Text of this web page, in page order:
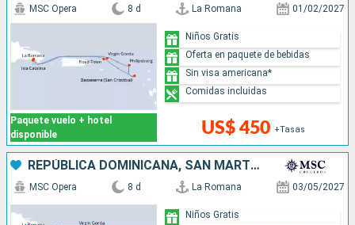
Paquete vuelo + hotel
disponible
MSC Opera 8 d La Romana 01/02/2027
US$ 450 +Tasas
Niños Gratis
Oferta en paquete de bebidas
Sin visa americana*
Comidas incluidas
REPÚBLICA DOMINICANA, SAN MARTÍN, ANTIGUA Y BARBUDA
MSC Opera 8 d La Romana 03/05/2027
Niños Gratis